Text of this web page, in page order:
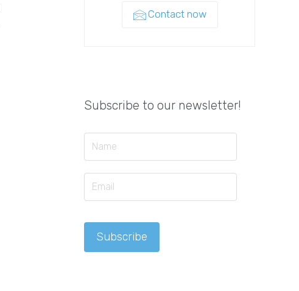
Contact now
Subscribe to our newsletter!